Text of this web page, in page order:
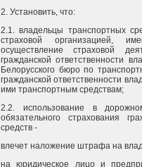
2. Установить, что:
2.1. владельцы транспортных
страховой организацией,
осуществление страховой
гражданской ответственности
Белорусского бюро по
гражданской ответственности
ими транспортным средствам;
2.2. использование в
обязательного страхования
средств -
влечет наложение штрафа на
на юридическое лицо и